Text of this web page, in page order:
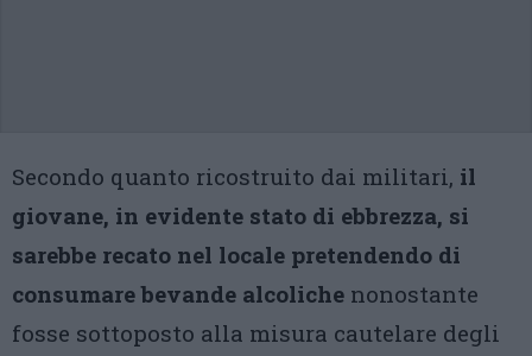
Secondo quanto ricostruito dai militari, il
giovane, in evidente stato di ebbrezza, si
sarebbe recato nel locale pretendendo di
consumare bevande alcoliche nonostante
fosse sottoposto alla misura cautelare degli